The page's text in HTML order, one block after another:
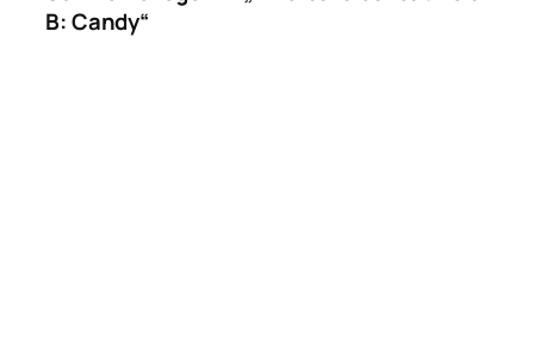
B: Candy“